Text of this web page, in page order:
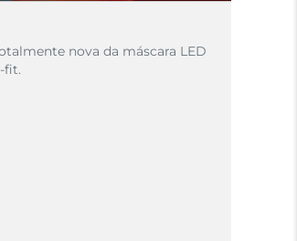
nova da máscara LED
fit.